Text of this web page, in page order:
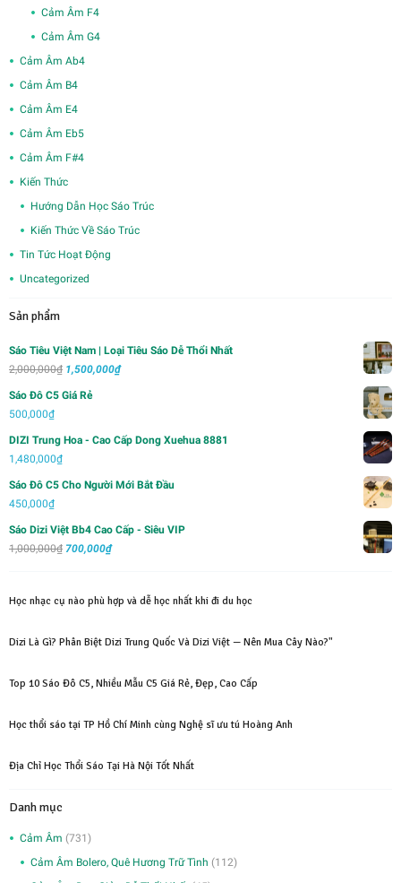
Cảm Âm F4
Cảm Âm G4
Cảm Âm Ab4
Cảm Âm B4
Cảm Âm E4
Cảm Âm Eb5
Cảm Âm F#4
Kiến Thức
Hướng Dẫn Học Sáo Trúc
Kiến Thức Về Sáo Trúc
Tin Tức Hoạt Động
Uncategorized
Sản phẩm
Sáo Tiêu Việt Nam | Loại Tiêu Sáo Dễ Thổi Nhất
2,000,000₫ Giá
1,500,000₫Giá
1,500,000₫.
Sáo Đô C5 Giá Rẻ
500,000₫
DIZI Trung Hoa - Cao Cấp Dong Xuehua 8881
1,480,000₫
Sáo Đô C5 Cho Người Mới Bắt Đầu
450,000₫
Sáo Dizi Việt Bb4 Cao Cấp - Siêu VIP
1,000,000₫ Giá
1,000,000₫.
700,000₫Giá
là:
Học nhạc cụ nào phù hợp và dễ học nhất khi đi du học
Dizi Là Gì? Phân Biệt Dizi Trung Quốc Và Dizi Việt — Nên Mua Cây Nào?"
Top 10 Sáo Đô C5, Nhiều Mẫu C5 Giá Rẻ, Đẹp, Cao Cấp
Học thổi sáo tại TP Hồ Chí Minh cùng Nghệ sĩ ưu tú Hoàng Anh
Địa Chỉ Học Thổi Sáo Tại Hà Nội Tốt Nhất
Danh mục
Cảm Âm (731)
Cảm Âm Bolero, Quê Hương Trữ Tình (112)